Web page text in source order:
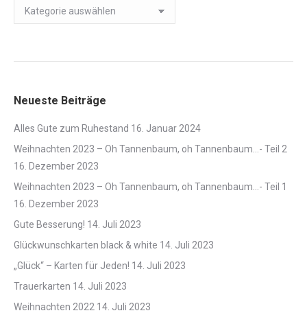
Kartenträume
und
Neueste Beiträge
Alles Gute zum Ruhestand 16. Januar 2024
Weihnachten 2023 – Oh Tannenbaum, oh Tannenbaum…- Teil 2
16. Dezember 2023
Weihnachten 2023 – Oh Tannenbaum, oh Tannenbaum…- Teil 1
16. Dezember 2023
Gute Besserung! 14. Juli 2023
Glückwunschkarten black & white 14. Juli 2023
„Glück“ – Karten für Jeden! 14. Juli 2023
Trauerkarten 14. Juli 2023
Weihnachten 2022 14. Juli 2023